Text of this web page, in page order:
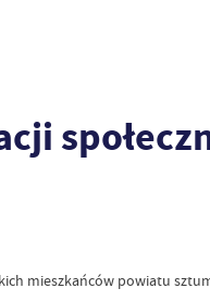
mieszkańców powiatu